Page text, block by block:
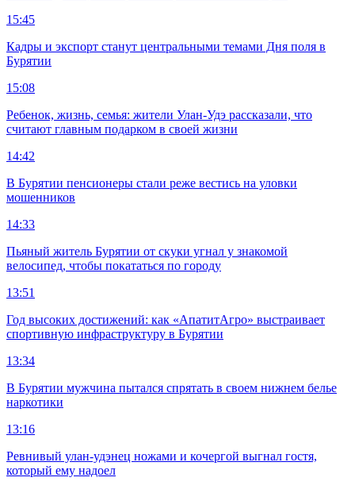
15:45
Кадры и экспорт станут центральными темами Дня поля в
Бурятии
15:08
Ребенок, жизнь, семья: жители Улан-Удэ рассказали, что
считают главным подарком в своей жизни
14:42
В Бурятии пенсионеры стали реже вестись на уловки
мошенников
14:33
Пьяный житель Бурятии от скуки угнал у знакомой
велосипед, чтобы покататься по городу
13:51
Год высоких достижений: как «АпатитАгро» выстраивает
спортивную инфраструктуру в Бурятии
13:34
В Бурятии мужчина пытался спрятать в своем нижнем белье
наркотики
13:16
Ревнивый улан-удэнец ножами и кочергой выгнал гостя,
который ему надоел